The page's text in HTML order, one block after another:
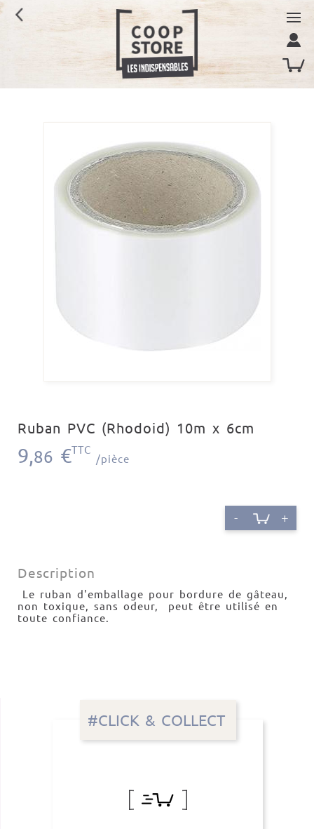
#CLICK & COLLECT
Ruban PVC (Rhodoid) 10m x 6cm
9,86 €TTC
/pièce
- +
Description
Le ruban d'emballage pour bordure de gâteau,
non toxique, sans odeur, peut être utilisé en
toute confiance.